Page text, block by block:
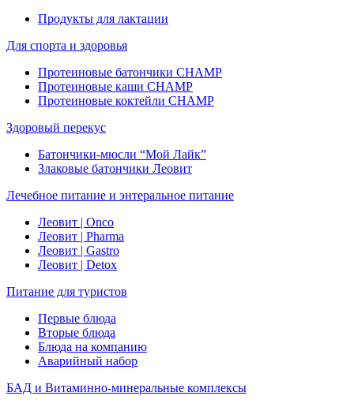
Продукты для лактации
Для спорта и здоровья
Протеиновые батончики CHAMP
Протеиновые каши CHAMP
Протеиновые коктейли CHAMP
Здоровый перекус
Батончики-мюсли “Мой Лайк”
Злаковые батончики Леовит
Лечебное питание и энтеральное питание
Леовит | Onco
Леовит | Pharma
Леовит | Gastro
Леовит | Detox
Питание для туристов
Первые блюда
Вторые блюда
Блюда на компанию
Аварийный набор
БАД и Витаминно-минеральные комплексы